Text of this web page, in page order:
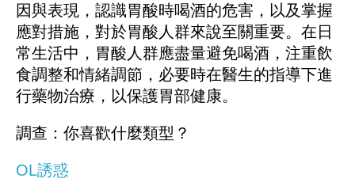
因與表現，認識胃酸時喝酒的危害，以及掌握
應對措施，對於胃酸人群來說至關重要。在日
常生活中，胃酸人群應盡量避免喝酒，注重飲
食調整和情緒調節，必要時在醫生的指導下進
行藥物治療，以保護胃部健康。
調查：你喜歡什麼類型？
OL誘惑